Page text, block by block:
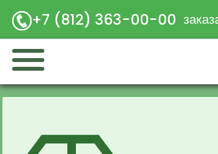
+7 (812) 363-00-00